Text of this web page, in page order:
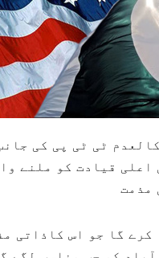
ٹی ٹی پی کی
اعلی قیادت کو ملنے
مذمت
کرے گا جو اس کاذاتی